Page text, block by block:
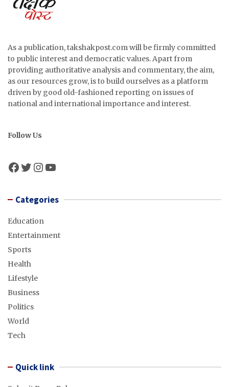
As a publication, takshakpost.com will be firmly committed
to public interest and democratic values. Apart from
providing authoritative analysis and commentary, the aim,
as our resources grow, is to build ourselves as a platform
driven by good old-fashioned reporting on issues of
national and international importance and interest.
Follow Us
Facebook
Twitter
Instagram
YouTube
Categories
Education
Entertainment
Sports
Health
Lifestyle
Business
Politics
World
Tech
Quick link